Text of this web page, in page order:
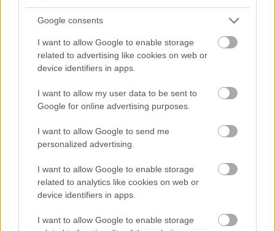
Google consents
I want to allow Google to enable storage
related to advertising like cookies on web or
device identifiers in apps.
I want to allow my user data to be sent to
Google for online advertising purposes.
I want to allow Google to send me
personalized advertising.
I want to allow Google to enable storage
related to analytics like cookies on web or
device identifiers in apps.
I want to allow Google to enable storage
View this post on Instagram